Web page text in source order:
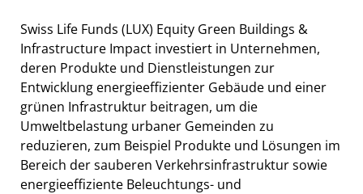
Swiss Life Funds (LUX) Equity Green Buildings &
Infrastructure Impact investiert in Unternehmen,
deren Produkte und Dienstleistungen zur
Entwicklung energieeffizienter Gebäude und einer
grünen Infrastruktur beitragen, um die
Umweltbelastung urbaner Gemeinden zu
reduzieren, zum Beispiel Produkte und Lösungen im
Bereich der sauberen Verkehrsinfrastruktur sowie
energieeffiziente Beleuchtungs- und